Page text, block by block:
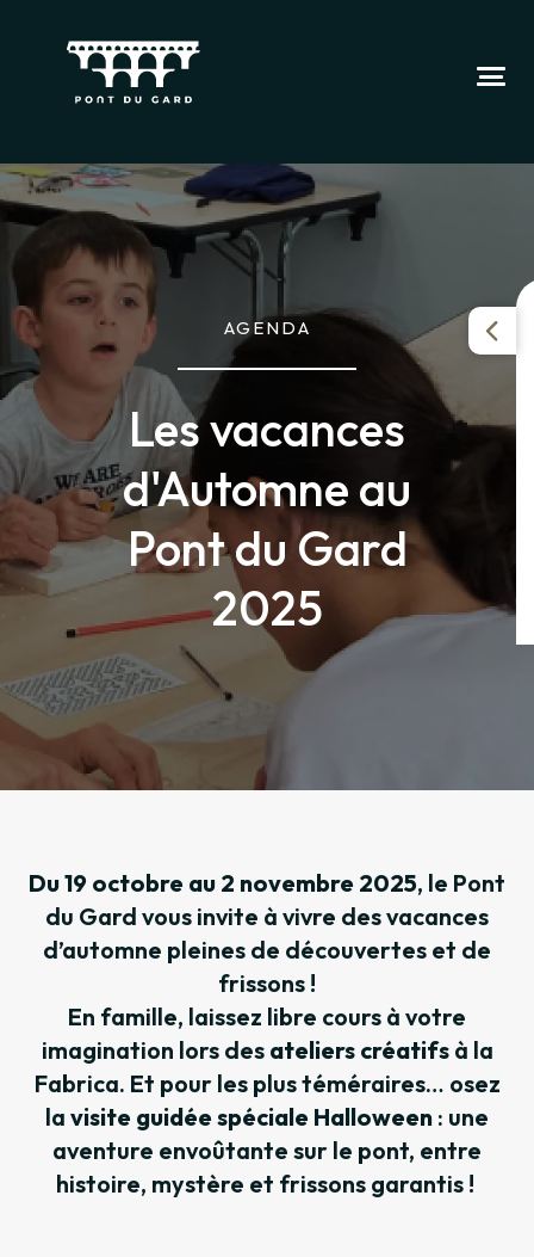
AGENDA
Les vacances
d'Automne au
Pont du Gard
2025
Du 19 octobre au 2 novembre 2025, le Pont
du Gard vous invite à vivre des vacances
d’automne pleines de découvertes et de
frissons !
En famille, laissez libre cours à votre
imagination lors des ateliers créatifsà la
Fabrica. Et pour les plus téméraires… osez
la visite guidée spéciale Halloween : une
aventure envoûtante sur le pont, entre
histoire, mystère et frissons garantis !